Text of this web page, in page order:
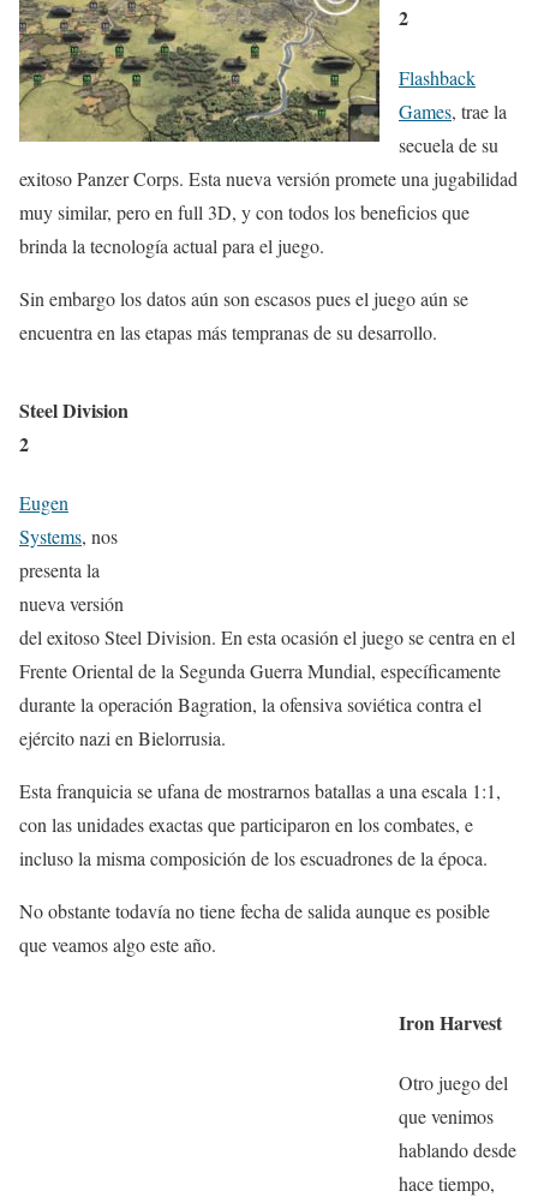
2
Flashback
Games, trae la
secuela de su
exitoso Panzer Corps. Esta nueva versión promete una jugabilidad
muy similar, pero en full 3D, y con todos los beneficios que
brinda la tecnología actual para el juego.
Sin embargo los datos aún son escasos pues el juego aún se
encuentra en las etapas más tempranas de su desarrollo.
Steel Division
2
Eugen
Systems, nos
presenta la
nueva versión
del exitoso Steel Division. En esta ocasión el juego se centra en el
Frente Oriental de la Segunda Guerra Mundial, específicamente
durante la operación Bagration, la ofensiva soviética contra el
ejército nazi en Bielorrusia.
Esta franquicia se ufana de mostrarnos batallas a una escala 1:1,
con las unidades exactas que participaron en los combates, e
incluso la misma composición de los escuadrones de la época.
No obstante todavía no tiene fecha de salida aunque es posible
que veamos algo este año.
Iron Harvest
Otro juego del
que venimos
hablando desde
hace tiempo,